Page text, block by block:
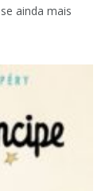
ainda mais